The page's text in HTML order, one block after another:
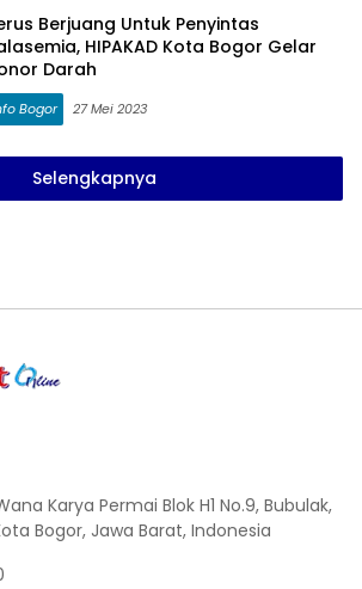
Berjuang Untuk Penyintas
HIPAKAD Kota Bogor Gelar
Darah
Bogor 27 Mei 2023
Selengkapnya
Karya Permai Blok H1 No.9, Bubulak,
Bogor, Jawa Barat, Indonesia